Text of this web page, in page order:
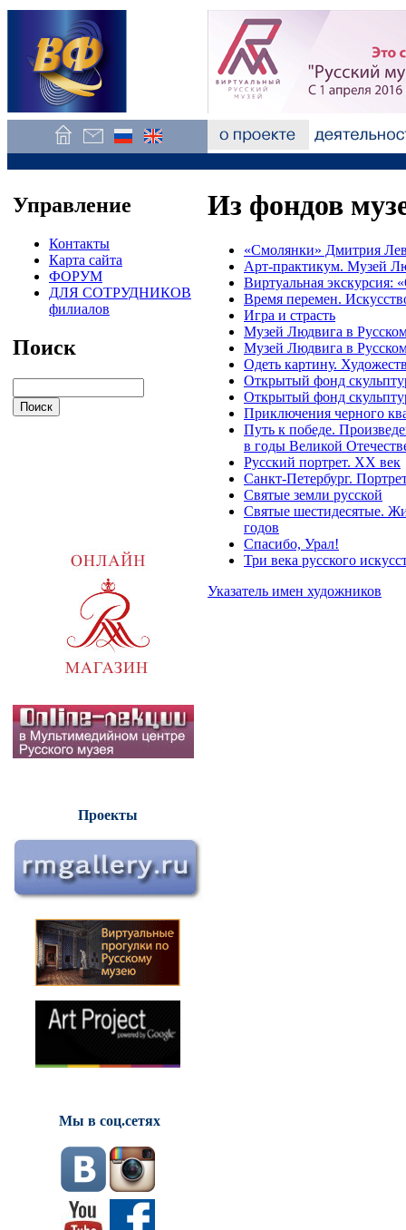
Управление
Контакты
Карта сайта
ФОРУМ
ДЛЯ СОТРУДНИКОВ
филиалов
Поиск
Проекты
Мы в соц.сетях
Из фондов
«Смолянки» Дмитрия
Арт-практикум. Музей
Виртуальная экскурсия:
Время перемен.
Игра и страсть
Музей Людвига в
Музей Людвига в
Одеть картину.
Открытый фонд
Открытый фонд
Приключения черного
Путь к победе.
в годы Великой
Русский портрет. XX век
Санкт-Петербург.
Святые земли русской
Святые шестидесятые.
годов
Спасибо, Урал!
Три века русского
Указатель имен художников